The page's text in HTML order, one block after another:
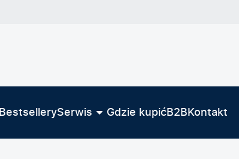
BestsellerySerwis Gdzie kupićB2B Kontakt